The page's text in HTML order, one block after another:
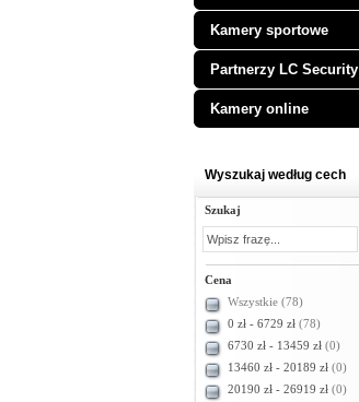
Kamery sportowe
Partnerzy LC Security
Kamery online
Wyszukaj według cech
Szukaj
Cena
Wszystkie (78)
0 zł - 6729 zł (78)
6730 zł - 13459 zł (0)
13460 zł - 20189 zł (0)
20190 zł - 26919 zł (0)